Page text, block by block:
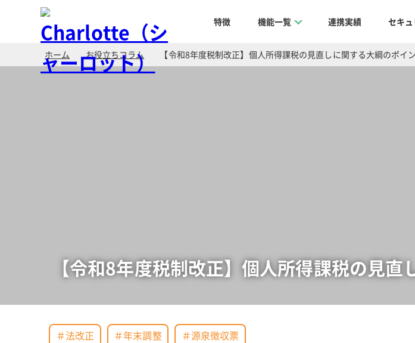
特徴 機能一覧 連携実績 セキ
ホーム お役立ちコラム 【令和8年度税制改正】個人所得課税の見直しに関する大綱のポイ
【令和8年度税制改正】個人所得課税の見
＃法改正 ＃年末調整 ＃源泉徴収票